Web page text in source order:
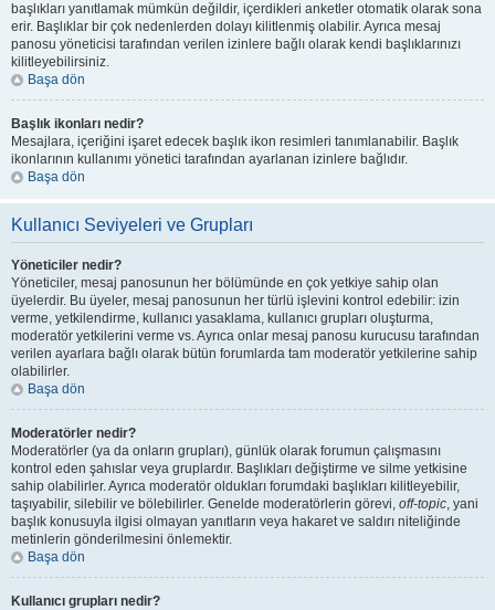
başlıkları yanıtlamak mümkün değildir, içerdikleri anketler otomatik olarak sona
erir. Başlıklar bir çok nedenlerden dolayı kilitlenmiş olabilir. Ayrıca mesaj
panosu yöneticisi tarafından verilen izinlere bağlı olarak kendi başlıklarınızı
kilitleyebilirsiniz.
Başa dön
Başlık ikonları nedir?
Mesajlara, içeriğini işaret edecek başlık ikon resimleri tanımlanabilir. Başlık
ikonlarının kullanımı yönetici tarafından ayarlanan izinlere bağlıdır.
Başa dön
Kullanıcı Seviyeleri ve Grupları
Yöneticiler nedir?
Yöneticiler, mesaj panosunun her bölümünde en çok yetkiye sahip olan
üyelerdir. Bu üyeler, mesaj panosunun her türlü işlevini kontrol edebilir: izin
verme, yetkilendirme, kullanıcı yasaklama, kullanıcı grupları oluşturma,
moderatör yetkilerini verme vs. Ayrıca onlar mesaj panosu kurucusu tarafından
verilen ayarlara bağlı olarak bütün forumlarda tam moderatör yetkilerine sahip
olabilirler.
Başa dön
Moderatörler nedir?
Moderatörler (ya da onların grupları), günlük olarak forumun çalışmasını
kontrol eden şahıslar veya gruplardır. Başlıkları değiştirme ve silme yetkisine
sahip olabilirler. Ayrıca moderatör oldukları forumdaki başlıkları kilitleyebilir,
taşıyabilir, silebilir ve bölebilirler. Genelde moderatörlerin görevi, off-topic, yani
başlık konusuyla ilgisi olmayan yanıtların veya hakaret ve saldırı niteliğinde
metinlerin gönderilmesini önlemektir.
Başa dön
Kullanıcı grupları nedir?